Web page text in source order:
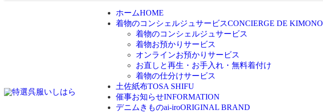
ホームHOME
着物のコンシェルジュサービスCONCIERGE DE KIMONO
着物のコンシェルジュサービス
着物お預かりサービス
オンラインお預かりサービス
お直しと再生・お手入れ・無料着付け
着物の仕分けサービス
土佐紙布TOSA SHIFU
催事お知らせINFORMATION
デニムきものai-iroORIGINAL BRAND